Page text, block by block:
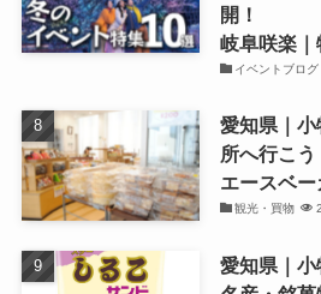
開！
岐阜咲楽｜
イベントブログ
愛知県｜
所へ行こう
エースベ
観光・買物
愛知県｜